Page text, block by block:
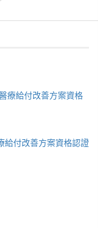
療給付改善方案資格
給付改善方案資格認證